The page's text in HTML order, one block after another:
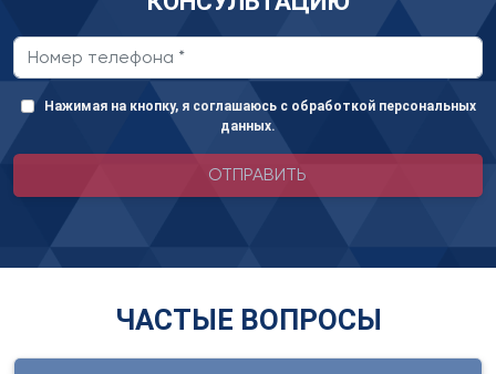
Нажимая на кнопку, я соглашаюсь с обработкой персональных
данных.
ОТПРАВИТЬ
ЧАСТЫЕ ВОПРОСЫ